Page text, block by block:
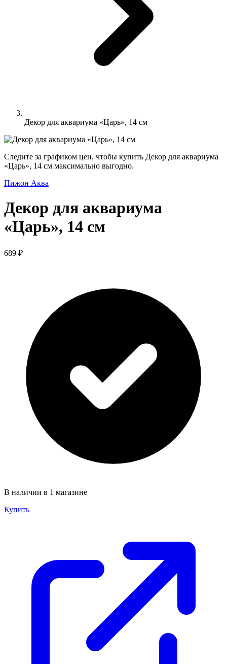
Декор для аквариума «Царь», 14 см
Следите за графиком цен, чтобы купить Декор для аквариума
«Царь», 14 см максимально выгодно.
Пижон Аква
Декор для аквариума
«Царь», 14 см
689 ₽
В наличии в 1 магазине
Купить